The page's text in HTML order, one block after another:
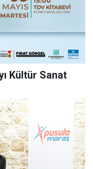
Kültür Sanat